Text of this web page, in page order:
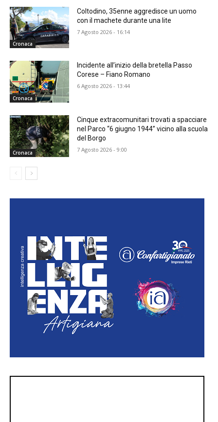
Cronaca
Coltodino, 35enne aggredisce un uomo
con il machete durante una lite
7 Agosto 2026 - 16:14
Cronaca
Incidente all’inizio della bretella Passo
Corese – Fiano Romano
6 Agosto 2026 - 13:44
Cronaca
Cinque extracomunitari trovati a spacciare
nel Parco “6 giugno 1944” vicino alla scuola
del Borgo
7 Agosto 2026 - 9:00